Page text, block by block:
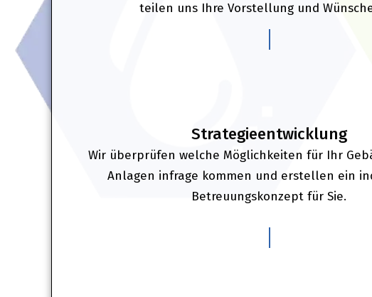
teilen uns Ihre Vorstellung und
Strategieentwicklung
Wir überprüfen welche Möglichkeiten für Ihr
Anlagen infrage kommen und erstellen ein
Betreuungskonzept für Sie.